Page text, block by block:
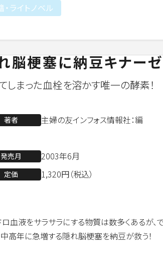
ライトアニメ事業
会社概要
中途・アルバイト採用
・ライトノベル
脳梗塞に納豆キナーゼ
しまった血栓を溶かす唯一の酵素！
著者 主婦の友インフォス情報社：編
発売月 2003年6月
定価 1,320円（税込）
ロ血液をサラサラにする物質は数多くあるが
中高年に急増する隠れ脳梗塞を納豆が救う！